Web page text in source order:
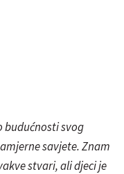
budućnosti svog
savjete. Znam
stvari, ali djeci je